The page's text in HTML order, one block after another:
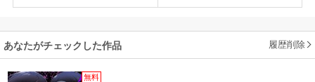
あなたがチェックした作品 履歴削除
無料